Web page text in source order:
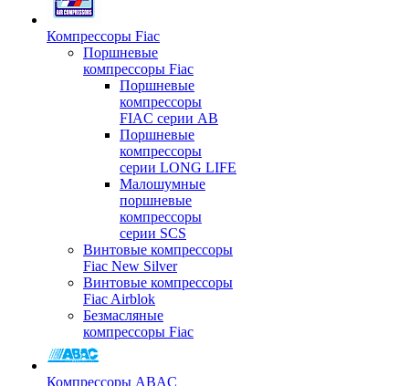
Компрессоры Fiac
Поршневые
компрессоры Fiac
Поршневые
компрессоры
FIAC серии AB
Поршневые
компрессоры
серии LONG LIFE
Малошумные
поршневые
компрессоры
серии SCS
Винтовые компрессоры
Fiac New Silver
Винтовые компрессоры
Fiac Airblok
Безмасляные
компрессоры Fiac
Компрессоры ABAC